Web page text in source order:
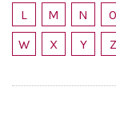
Calendario
L
M N O
W
X Y Z